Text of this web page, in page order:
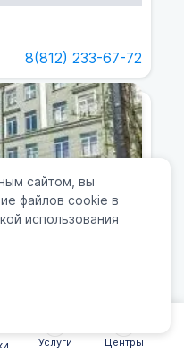
8(812) 233-67-72
Услуги Центры
сайтом, вы
файлов cookie в
использования